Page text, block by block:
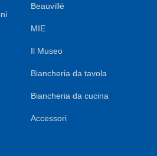
Beauvillé
MIE
Il Museo
Biancheria da tavola
Biancheria da cucina
Accessori